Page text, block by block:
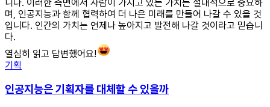
니다. 이러한 측면에서 사람이 가지고 있는 가치는 절대적으로 중요하
며, 인공지능과 함께 협력하여 더 나은 미래를 만들어 나갈 수 있을 것
입니다. 인간의 가치는 언제나 높아지고 발전해 나갈 것이라고 믿습니
다.
열심히 읽고 답변했어요!
기획
인공지능은 기획자를 대체할 수 있을까